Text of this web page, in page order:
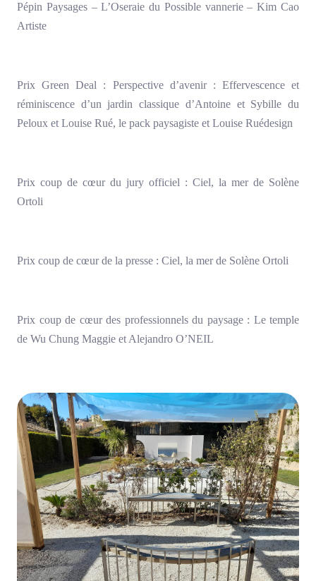
Pépin Paysages – L’Oseraie du Possible vannerie – Kim Cao
Artiste
Prix Green Deal : Perspective d’avenir : Effervescence et
réminiscence d’un jardin classique d’Antoine et Sybille du
Peloux et Louise Rué, le pack paysagiste et Louise Ruédesign
Prix coup de cœur du jury officiel : Ciel, la mer de Solène
Ortoli
Prix coup de cœur de la presse : Ciel, la mer de Solène Ortoli
Prix coup de cœur des professionnels du paysage : Le temple
de Wu Chung Maggie et Alejandro O’NEIL